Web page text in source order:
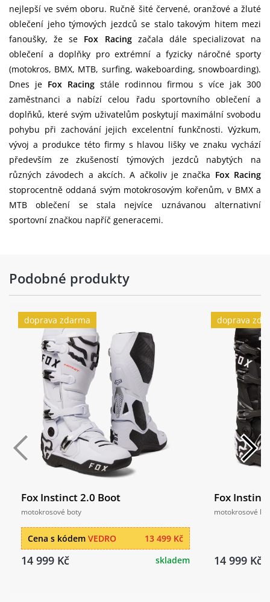
nejlepší ve svém oboru. Ručně šité červené, oranžové a žluté
oblečení jeho týmových jezdců se stalo takovým hitem mezi
fanoušky, že se Fox Racingzačala dále specializovat na
oblečení a doplňky pro extrémní a fyzicky náročné sporty
(motokros, BMX, MTB, surfing, wakeboarding, snowboarding).
Dnes je Fox Racingstále rodinnou firmou s více jak 300
zaměstnanci a nabízí celou řadu sportovního oblečení a
doplňků, které svým uživatelům poskytují maximální svobodu
pohybu při zachování jejich excelentní funkčnosti. Výzkum,
vývoj a produkce této firmy s hlavou lišky ve znaku vychází
především ze zkušeností týmových jezdců nabytých na
různých závodech a akcích. A ačkoliv je značka Fox Racing
stoprocentně oddaná svým motokrosovým kořenům, v BMX a
MTB oblečení se stala nejvíce uznávanou alternativní
sportovní značkou napříč generacemi.
Podobné produkty
doprava zdarma
Fox Instinct 2.0 Boot
motokrosové boty
13 499 Kč
Cena s kódem VEDRO
14 999 Kč skladem
doprava
Fox
motokrosové
14 999 Kč